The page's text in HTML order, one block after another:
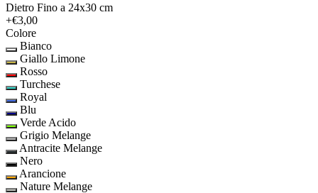
Dietro Fino a 24x30 cm
+€3,00
Colore
Bianco
Giallo Limone
Rosso
Turchese
Royal
Blu
Verde Acido
Grigio Melange
Antracite Melange
Nero
Arancione
Nature Melange